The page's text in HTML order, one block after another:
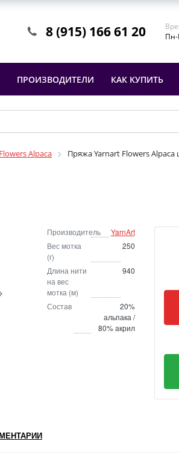
8 (915) 166 61 20
Пн-
ПРОИЗВОДИТЕЛИ КАК КУПИТЬ
Flowers Alpaca Пряжа Yarnart Flowers Alpaca
Производитель
YarnArt
Вес мотка
(г)
250
Длина нити
на вес
мотка (м)
940
Состав
20%
альпака /
80% акрил